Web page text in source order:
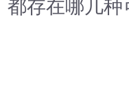
都存在哪几种